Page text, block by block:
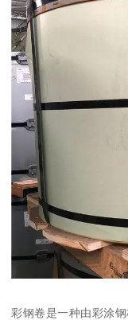
彩钢卷是一种由彩涂